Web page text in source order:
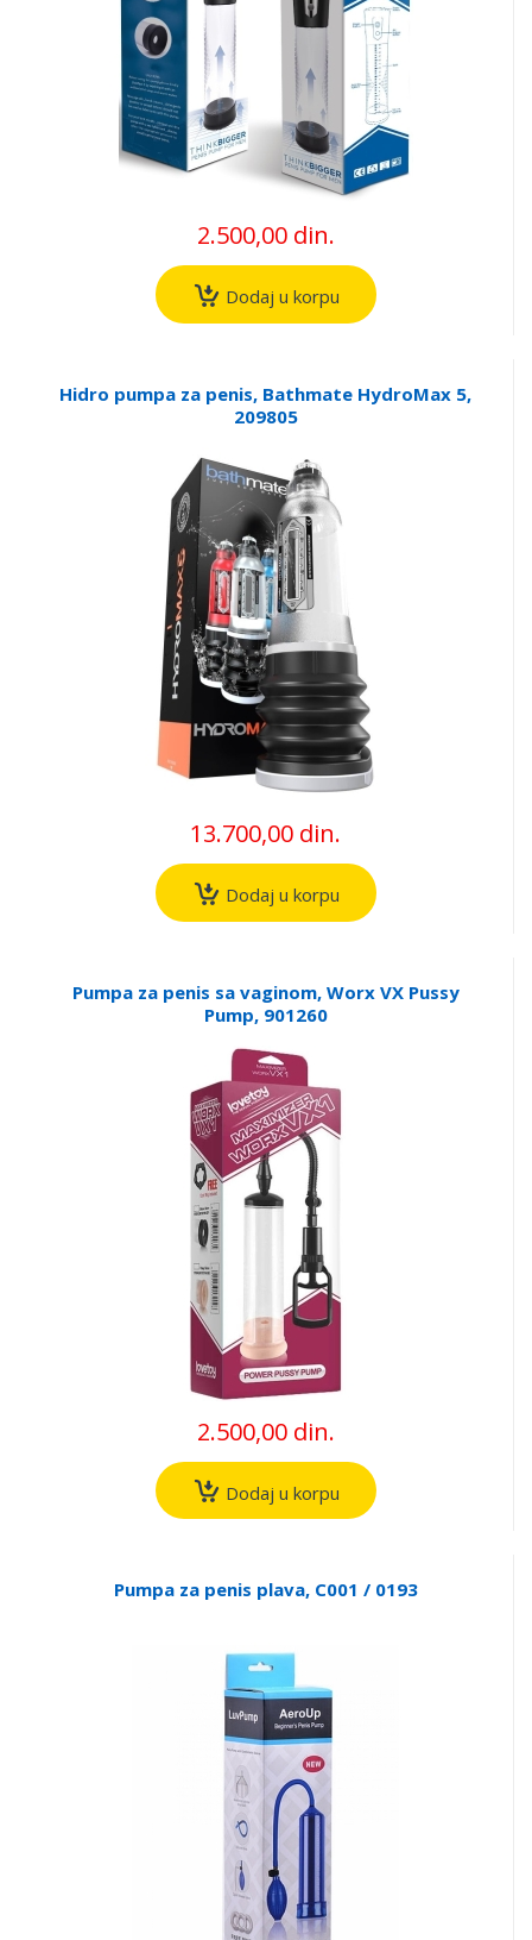
2.500,00 din.
Dodaj u korpu
Hidro pumpa za penis, Bathmate HydroMax 5,
209805
13.700,00 din.
Dodaj u korpu
Pumpa za penis sa vaginom, Worx VX Pussy
Pump, 901260
2.500,00 din.
Dodaj u korpu
Pumpa za penis plava, C001 / 0193